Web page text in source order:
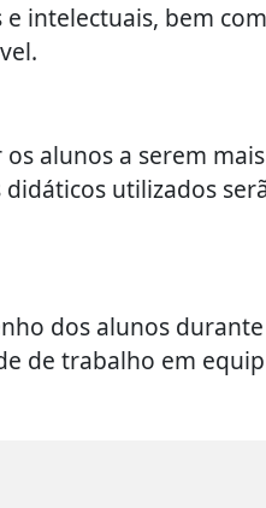
intelectuais, bem
alunos a serem mais
utilizados
dos alunos
de trabalho em